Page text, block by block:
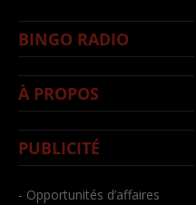
BINGO RADIO
À PROPOS
PUBLICITÉ
- Opportunités d’affaires